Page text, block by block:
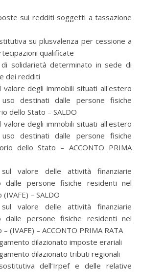
sui redditi soggetti a tassazione
su plusvalenza per cessione a
qualificate
solidarietà determinato in sede di
dei redditi
degli immobili situati all'estero
destinati dalle persone fisiche
dello Stato – SALDO
degli immobili situati all'estero
destinati dalle persone fisiche
dello Stato – ACCONTO PRIMA
valore delle attività finanziarie
dalle persone fisiche residenti nel
– SALDO
valore delle attività finanziarie
dalle persone fisiche residenti nel
(IVAFE) – ACCONTO PRIMA RATA
dilazionato imposte erariali
dilazionato tributi regionali
dell’Irpef e delle relative